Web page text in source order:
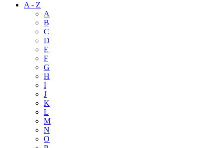
A - Z
A
B
C
D
E
F
G
H
I
J
K
L
M
N
O